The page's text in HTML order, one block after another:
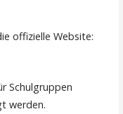
offizielle Website:
Schulgruppen
werden.